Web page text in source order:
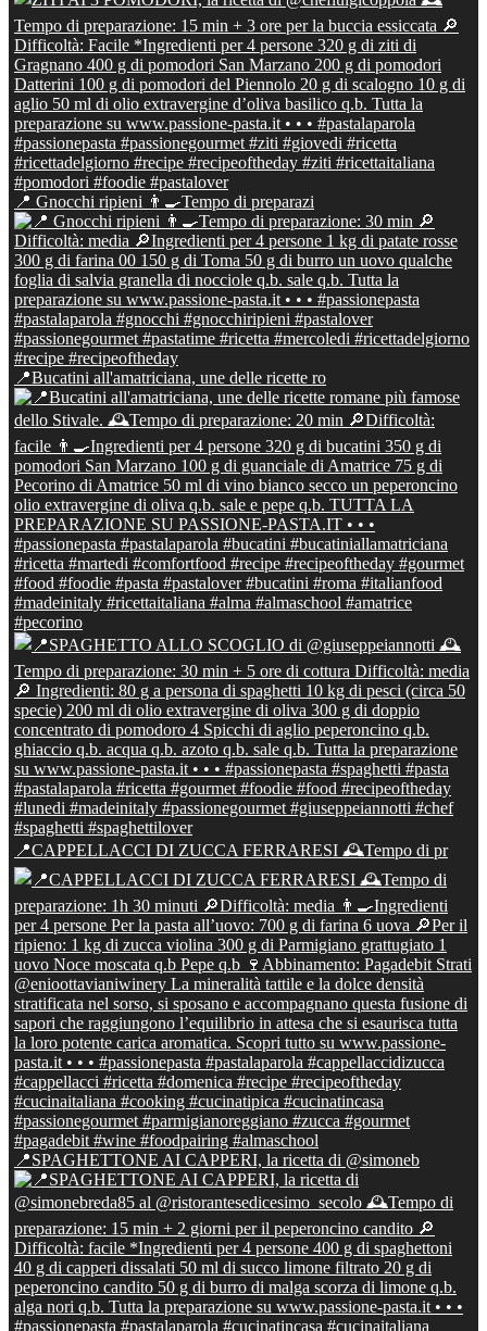
📍 Gnocchi ripieni 👨‍🍳Tempo di preparazi
📍Bucatini all'amatriciana, une delle ricette ro
📍CAPPELLACCI DI ZUCCA FERRARESI 🕰Tempo di pr
📍SPAGHETTONE AI CAPPERI, la ricetta di @simoneb